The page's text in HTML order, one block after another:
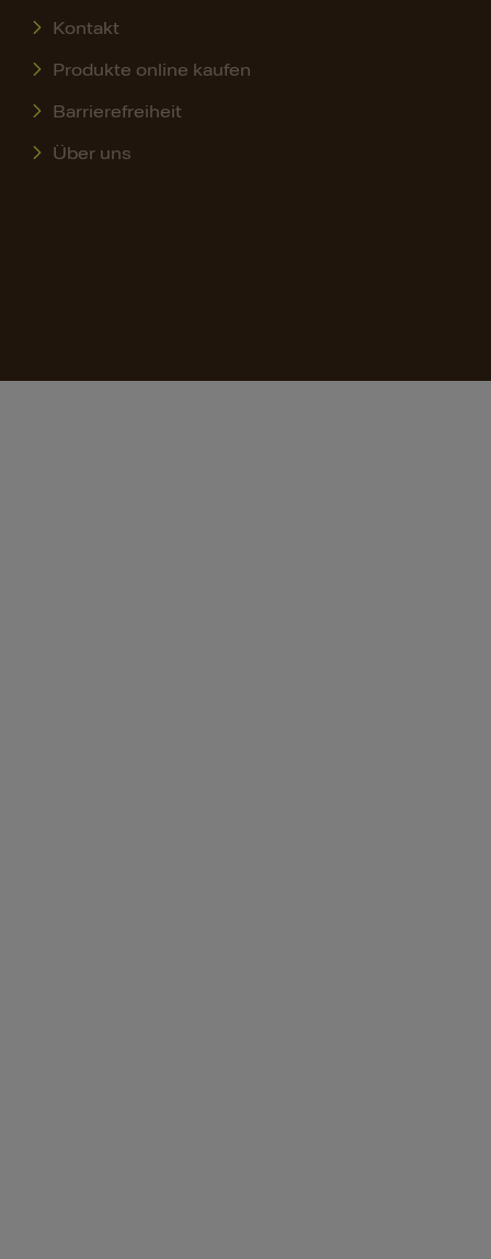
Kontakt
Produkte online kaufen
Barrierefreiheit
Über uns